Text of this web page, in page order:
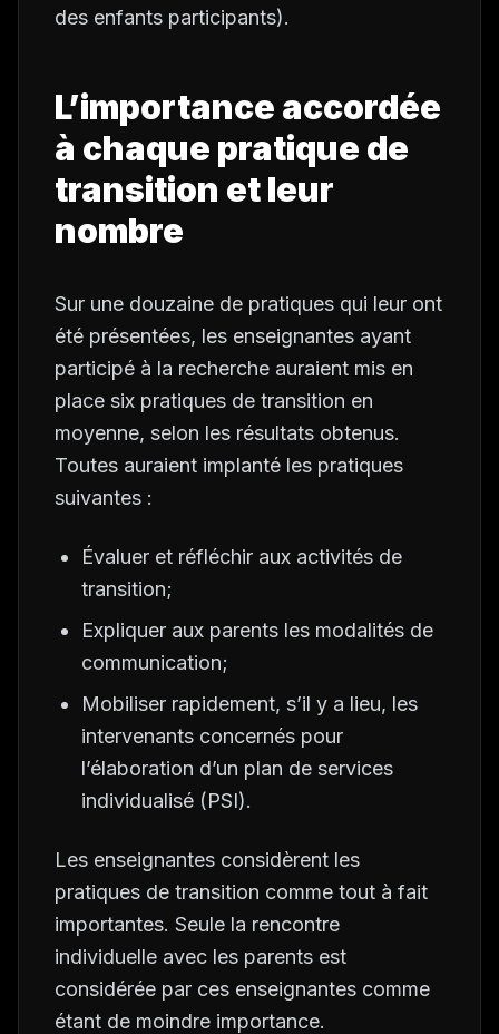
des enfants participants).
L’importance accordée
à chaque pratique de
transition et leur
nombre
Sur une douzaine de pratiques qui leur ont
été présentées, les enseignantes ayant
participé à la recherche auraient mis en
place six pratiques de transition en
moyenne, selon les résultats obtenus.
Toutes auraient implanté les pratiques
suivantes :
Évaluer et réfléchir aux activités de
transition;
Expliquer aux parents les modalités de
communication;
Mobiliser rapidement, s’il y a lieu, les
intervenants concernés pour
l’élaboration d’un plan de services
individualisé (PSI).
Les enseignantes considèrent les
pratiques de transition comme tout à fait
importantes. Seule la rencontre
individuelle avec les parents est
considérée par ces enseignantes comme
étant de moindre importance.